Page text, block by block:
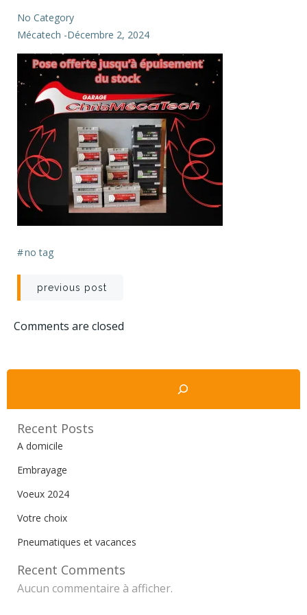
No Category
Mécatech -Décembre 2, 2024
#no tag
Navigation
de
previous post
Comments are closed
Rechercher
Recent Posts
A domicile
Embrayage
Voeux 2024
Votre choix
Pneumatiques et vacances
Recent Comments
Aucun commentaire à afficher.